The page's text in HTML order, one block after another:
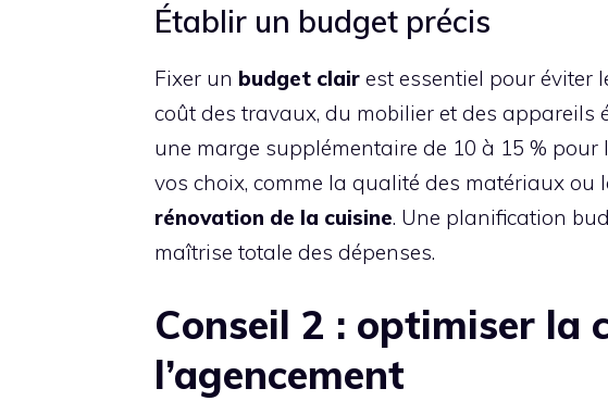
Établir un budget précis
Fixer un budget clair est essentiel pour éviter
coût des travaux, du mobilier et des appareils
une marge supplémentaire de 10 à 15 %
vos choix, comme la qualité des matériaux ou
rénovation de la cuisine. Une planification
maîtrise totale des dépenses.
Conseil 2 : optimiser la
l’agencement